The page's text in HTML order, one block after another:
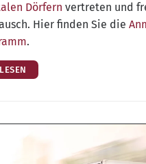
Dör­fern ver­tre­ten und
Hier fin­den Sie die
.